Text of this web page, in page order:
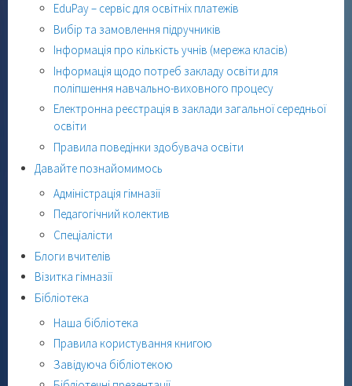
EduPay – сервіс для освітніх платежів
Вибір та замовлення підручників
Інформація про кількість учнів (мережа класів)
Інформація щодо потреб закладу освіти для
поліпшення навчально-виховного процесу
Електронна реєстрація в заклади загальної середньої
освіти
Правила поведінки здобувача освіти
Давайте познайомимось
Адміністрація гімназії
Педагогічний колектив
Спеціалісти
Блоги вчителів
Візитка гімназії
Бібліотека
Наша бібліотека
Правила користування книгою
Завідуюча бібліотекою